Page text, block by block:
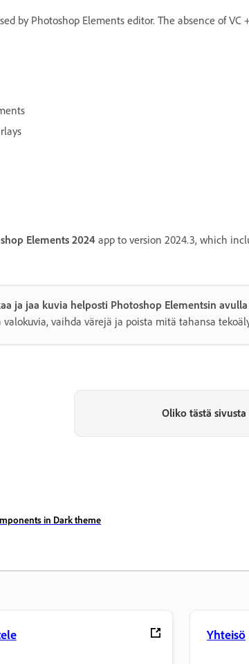
by Photoshop Elements editor. The absence of
Elements 2024 app to version 2024.3, which
ja jaa kuvia helposti Photoshop Elementsin avulla
valokuvia, vaihda värejä ja poista mitä tahansa
Oliko tästä sivusta
in Dark theme
Yhteisö